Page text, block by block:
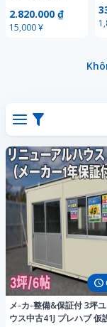
庫 スーパーハウ
ス 移動テント ユ
2.820.000 ₫
15,000 ¥
メ-カ-整備&保証付 3坪
ウス中古41J プレハブ 仮